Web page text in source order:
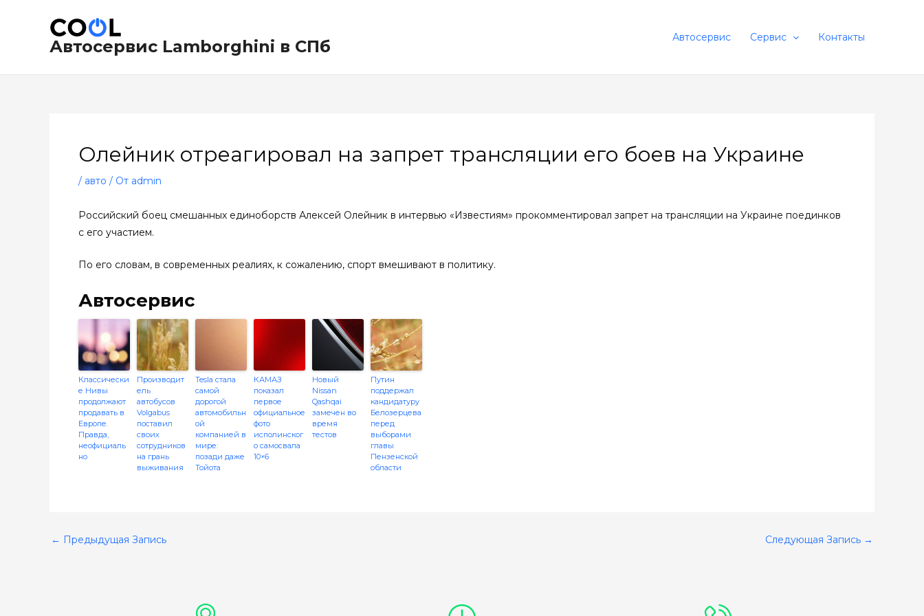
содержимомуАвтосервис Lamborghini в СПб Автосервис Сервис Контакты
Олейник отреагировал на запрет трансляции его боев на Украине
/ авто / От admin
Российский боец смешанных единоборств Алексей Олейник в интервью «Известиям» прокомментировал запрет на трансляции на Украине поединков
с его участием.
По его словам, в современных реалиях, к сожалению, спорт вмешивают в политику.
Автосервис
Классически
е Нивы
продолжают
продавать в
Европе.
Правда,
неофициаль
но
Производит
ель
автобусов
Volgabus
поставил
своих
сотрудников
на грань
выживания
Tesla стала
самой
дорогой
автомобильн
ой
компанией в
мире:
позади даже
Тойота
КАМАЗ
показал
первое
официальное
фото
исполинског
о самосвала
10×6
Новый
Nissan
Qashqai
замечен во
время
тестов
Путин
поддержал
кандидатуру
Белозерцева
перед
выборами
главы
Пензенской
области
по
записям
← Предыдущая Запись Следующая Запись →